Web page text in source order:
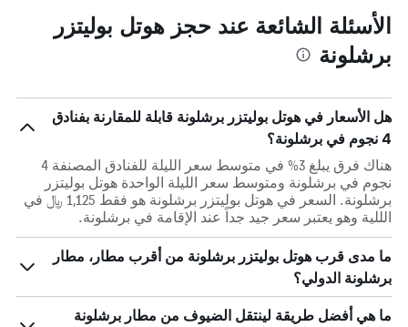
الأسئلة الشائعة عند حجز هوتل بوليتزر
برشلونة
هل الأسعار في هوتل بوليتزر برشلونة قابلة للمقارنة بفنادق
4 نجوم في برشلونة؟
هناك فرق يبلغ 3% في متوسط ​​سعر الليلة للفنادق المصنفة 4
نجوم في برشلونة ومتوسط ​​سعر الليلة الواحدة هوتل بوليتزر
برشلونة. السعر في هوتل بوليتزر برشلونة هو فقط 1,125 ﷼ في
الللية وهو يعتبر سعر جيد جداً عند الإقامة في برشلونة.
ما مدى قرب هوتل بوليتزر برشلونة من أقرب مطار، مطار
برشلونة الدولي؟
ما هي أفضل طريقة لينتقل الضيوف من مطار برشلونة